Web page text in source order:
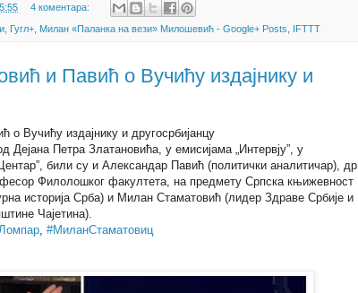
4 коментара:
Гугл+ Милан «Паланка на вези» Милошевић - Google+ Posts IFTTT
и Павић о Вучићу издајнику и
о Вучићу издајнику и другосрбијанцу
Дејана Петра Златановића, у емисијама „Интервју”, у
били су и Александар Павић (политички аналитичар), др
Филолошког факултета, на предмету Српска књижевност
историја Срба) и Милан Стаматовић (лидер Здраве Србије и
Чајетина).
, #МиланСтаматовиц